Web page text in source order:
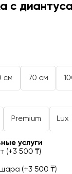
с
см 70 см
Premium Lux
услуги
(+3 500 ₸)
(+3 500 ₸)